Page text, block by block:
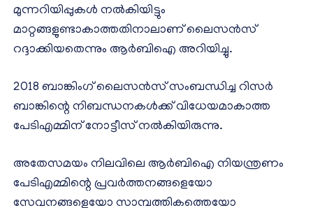
മുന്നറിയിപ്പുകള്‍ നല്‍കിയിട്ടും
മാറ്റങ്ങളുണ്ടാകാത്തതിനാലാണ് ലൈസന്‍സ്
റദ്ദാക്കിയതെന്നും ആര്‍ബിഐ അറിയിച്ചു.
2018 ബാങ്കിംഗ് ലൈസന്‍സ് സംബന്ധിച്ച റിസര്‍
ബാങ്കിന്റെ നിബന്ധനകള്‍ക്ക് വിധേയമാകാത്ത
പേടിഎമ്മിന് നോട്ടീസ് നല്‍കിയിരുന്നു.
അതേസമയം നിലവിലെ ആര്‍ബിഐ നിയന്ത്രണം
പേടിഎമ്മിന്റെ പ്രവര്‍ത്തനങ്ങളെയോ
സേവനങ്ങളെയോ സാമ്പത്തികത്തെയോ